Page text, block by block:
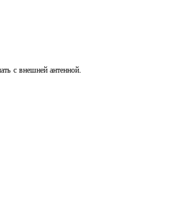
с внешней антенной.